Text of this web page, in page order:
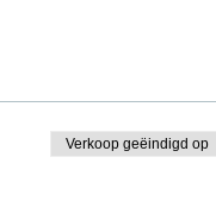
Verkoop geëindigd op